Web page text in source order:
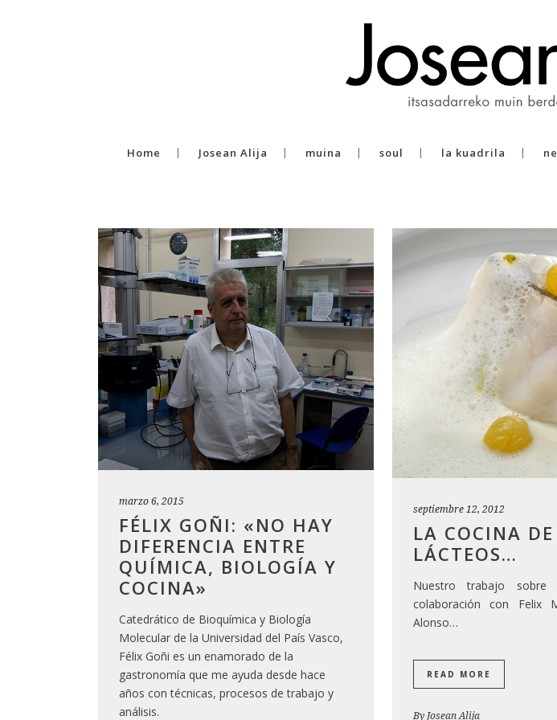
Home Josean Alija muina soul la kuadrila
marzo 6, 2015
FÉLIX GOÑI: «NO HAY
DIFERENCIA ENTRE
QUÍMICA, BIOLOGÍA Y
COCINA»
Catedrático de Bioquímica y Biología
Molecular de la Universidad del País Vasco,
Félix Goñi es un enamorado de la
gastronomía que me ayuda desde hace
años con técnicas, procesos de trabajo y
análisis.
septiembre 12, 2012
LA COCINA DE
LÁCTEOS…
Nuestro trabajo
colaboración con Felix
Alonso…
READ MORE
By Josean Alija